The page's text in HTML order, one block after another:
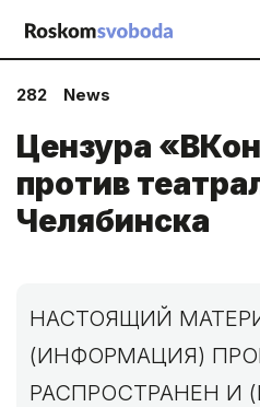
282 News
Цензура
против
Челябинска
НАСТОЯЩИЙ
(ИНФОРМАЦИЯ)
РАСПРОСТРАНЕН И